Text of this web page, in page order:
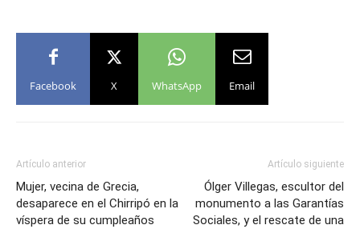
Facebook X WhatsApp Email
Artículo anterior
Mujer, vecina de Grecia,
desaparece en el Chirripó en la
víspera de su cumpleaños
Artículo siguiente
Ólger Villegas, escultor del
monumento a las Garantías
Sociales, y el rescate de una